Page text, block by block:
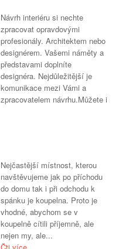
Návrh interiéru si nechte
zpracovat opravdovými
profesionály. Architektem nebo
designérem. Vašemi náměty a
představami doplníte
designéra. Nejdůležitější je
komunikace mezi Vámi a
zpracovatelem návrhu.Můžete i
Nejčastější místnost, kterou
navštěvujeme jak po příchodu
do domu tak i při odchodu k
spánku je koupelna. Proto je
vhodné, abychom se v
koupelně cítili příjemně, ale
nejen my, ale...
Čti více